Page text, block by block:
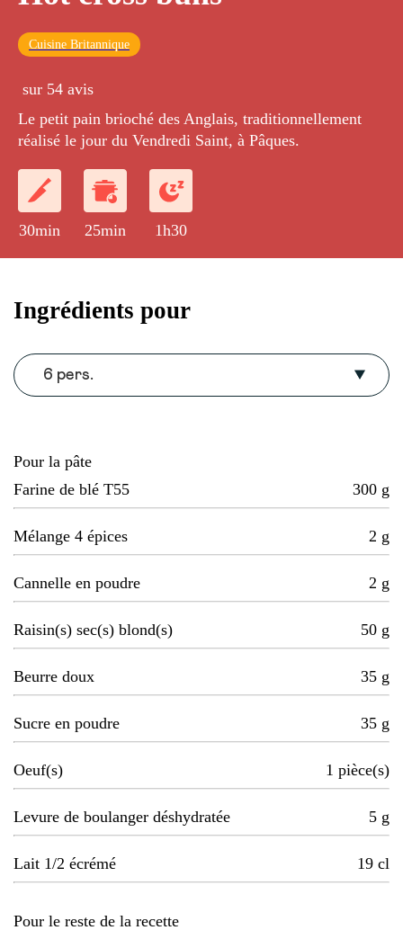
Cuisine Britannique
sur 54 avis
Le petit pain brioché des Anglais, traditionnellement
réalisé le jour du Vendredi Saint, à Pâques.
30min 25min 1h30
Ingrédients pour
6 pers.
Pour la pâte
Farine de blé T55
300 g
Mélange 4 épices 2 g
Cannelle en poudre 2 g
Raisin(s) sec(s) blond(s) 50 g
Beurre doux 35 g
Sucre en poudre 35 g
Oeuf(s) 1 pièce(s)
Levure de boulanger déshydratée 5 g
Lait 1/2 écrémé 19 cl
Pour le reste de la recette